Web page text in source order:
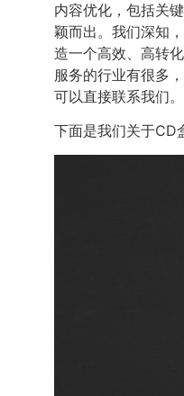
内容优化，包括关
颖而出。我们深知
造一个高效、高转
服务的行业有很多
可以直接联系我们。
下面是我们关于CD